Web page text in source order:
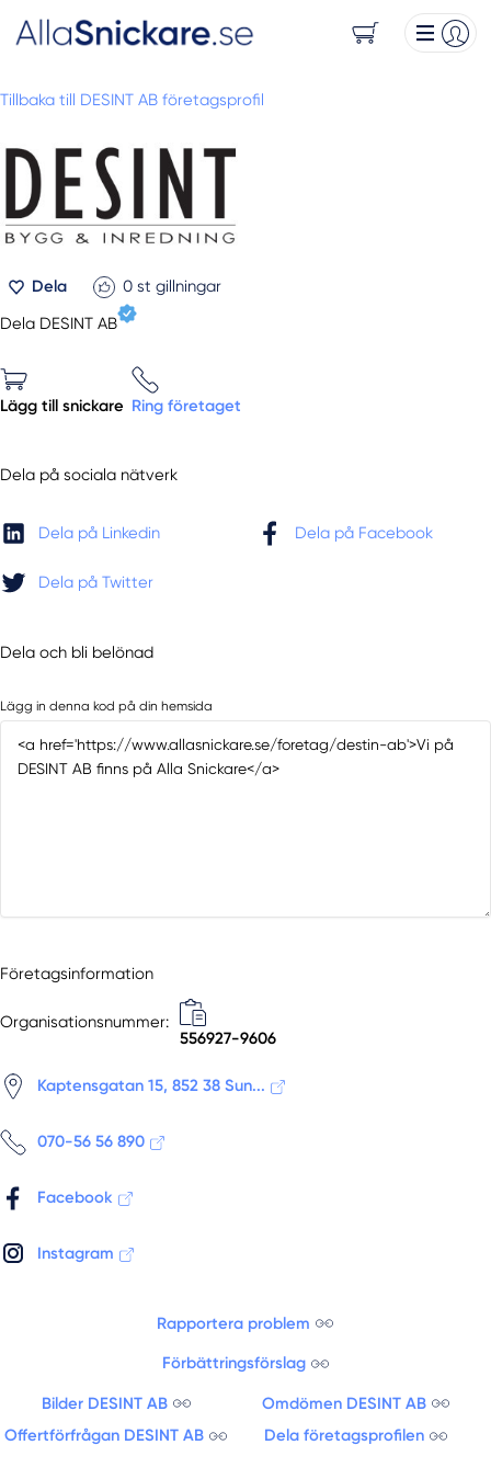
Tillbaka till DESINT AB företagsprofil
Dela 0 st gillningar
Dela DESINT AB
Lägg till snickare Ring företaget
Dela på sociala nätverk
Dela på Linkedin Dela på Facebook
Dela på Twitter
Dela och bli belönad
Lägg in denna kod på din hemsida
Företagsinformation
Organisationsnummer:
556927-9606
Kaptensgatan 15, 852 38 Sun...
070-56 56 890
Facebook
Instagram
Rapportera problem
Förbättringsförslag
Bilder DESINT AB
Omdömen DESINT AB
Offertförfrågan DESINT AB
Dela företagsprofilen